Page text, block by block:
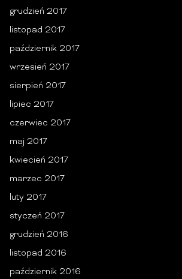
grudzień 2017
listopad 2017
październik 2017
wrzesień 2017
sierpień 2017
lipiec 2017
czerwiec 2017
maj 2017
kwiecień 2017
marzec 2017
luty 2017
styczeń 2017
grudzień 2016
listopad 2016
październik 2016